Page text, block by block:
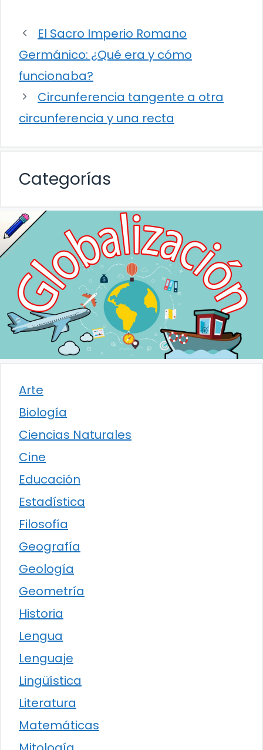
El Sacro Imperio Romano
Germánico: ¿Qué era y cómo
funcionaba?
Circunferencia tangente a otra
circunferencia y una recta
Categorías
Arte
Biología
Ciencias Naturales
Cine
Educación
Estadística
Filosofía
Geografía
Geología
Geometría
Historia
Lengua
Lenguaje
Lingüística
Literatura
Matemáticas